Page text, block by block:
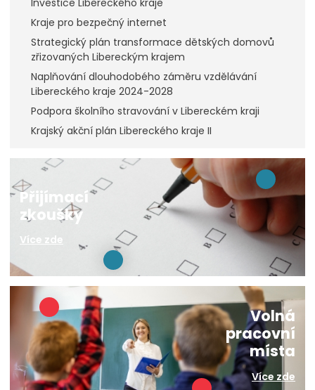
Kraje pro bezpečný internet
Strategický plán transformace dětských domovů
zřizovaných Libereckým krajem
Naplňování dlouhodobého záměru vzdělávání
Libereckého kraje 2024-2028
Podpora školního stravování v Libereckém kraji
Krajský akční plán Libereckého kraje II
Přijímací
zkoušky
Více zde
Volná
pracovní
místa
Více zde